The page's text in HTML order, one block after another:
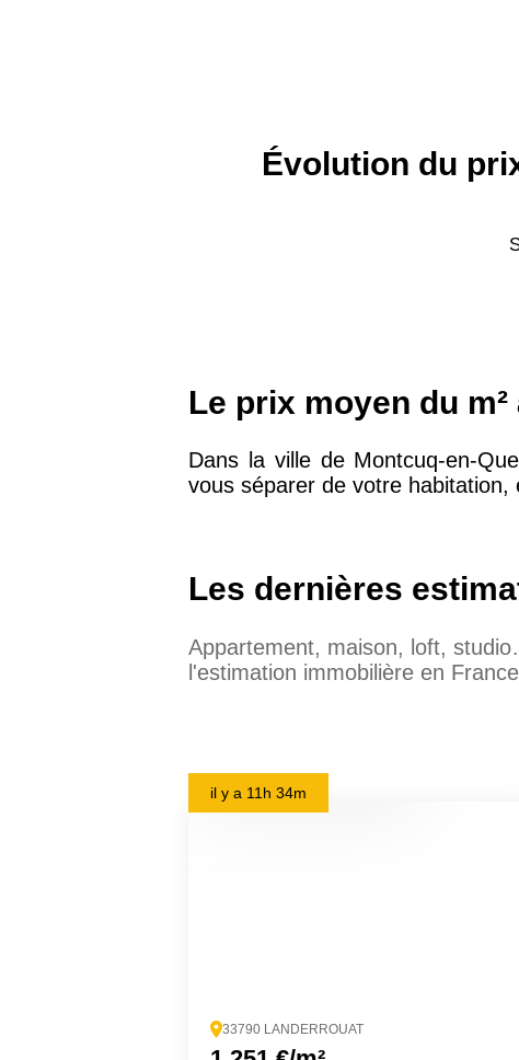
Évolution du
Le prix moyen du
Dans la ville de Montcuq-en-
vous séparer de votre
Les dernières
Appartement, maison, loft,
l'estimation immobilière en
il y a 11h 34m
33790 LANDERROUAT